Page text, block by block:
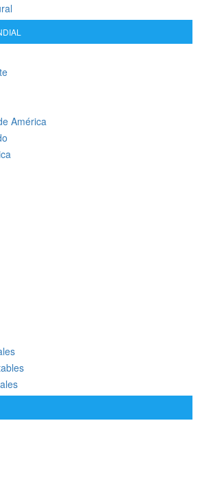
América